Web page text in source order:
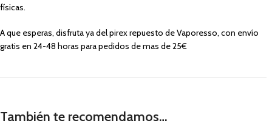
físicas.
A que esperas, disfruta ya del pirex repuesto de Vaporesso, con envío
gratis en 24-48 horas parapedidos de mas de 25€
También te recomendamos…